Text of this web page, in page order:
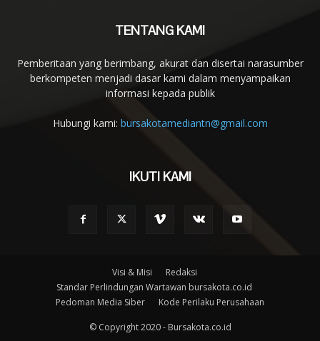
TENTANG KAMI
Pemberitaan yang berimbang, akurat dan disertai narasumber
berkompeten menjadi dasar kami dalam menyampaikan
informasi kepada publik
Hubungi kami: bursakotamediantn@gmail.com
IKUTI KAMI
Visi & Misi
Redaksi
Standar Perlindungan Wartawan bursakota.co.id
Pedoman Media Siber
Kode Perilaku Perusahaan
© Copyright 2020 - Bursakota.co.id